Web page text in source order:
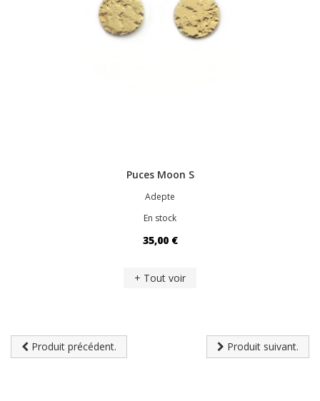
Puces Moon S
Adepte
En stock
35,00 €
+ Tout voir
Produit précédent. Produit suivant.